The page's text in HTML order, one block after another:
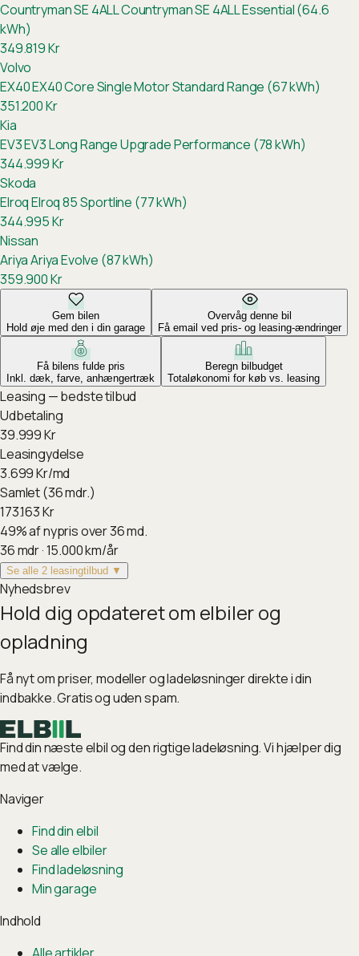
Countryman SE 4ALLCountryman SE 4ALL Essential (64.6
kWh)
349.819Kr
Volvo
EX40EX40 Core Single Motor Standard Range (67 kWh)
351.200Kr
Kia
EV3EV3 Long Range Upgrade Performance (78 kWh)
344.999Kr
Skoda
ElroqElroq 85 Sportline (77 kWh)
344.995Kr
Nissan
AriyaAriya Evolve (87 kWh)
359.900Kr
Gem bilen
Hold øje med den i din garage
Overvåg denne bil
Få email ved pris- og leasing-ændringer
Få bilens fulde pris
Inkl. dæk, farve, anhængertræk
Beregn bilbudget
Totaløkonomi for køb vs. leasing
Leasing — bedste tilbud
Udbetaling
39.999Kr
Leasingydelse
3.699Kr/md
Samlet (36 mdr.)
173.163Kr
49%af nypris over 36 md.
36mdr ·15.000km/år
Se alle 2 leasingtilbud ▼
Nyhedsbrev
Hold dig opdateret om elbiler og
opladning
Få nyt om priser, modeller og ladeløsninger direkte i din
indbakke. Gratis og uden spam.
Find din næste elbil og den rigtige ladeløsning. Vi hjælper dig
med at vælge.
Naviger
Find din elbil
Se alle elbiler
Find ladeløsning
Min garage
Indhold